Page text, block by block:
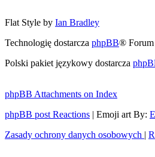
Flat Style by Ian Bradley
Technologię dostarcza phpBB®
Polski pakiet językowy dostarcza
phpBB Attachments on Index
phpBB post Reactions | Emoji art By:
Zasady ochrony danych osobowych |